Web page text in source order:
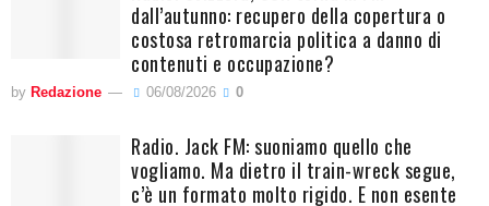
dall’autunno: recupero della copertura o
costosa retromarcia politica a danno di
contenuti e occupazione?
by Redazione 06/08/2026 0
Radio. Jack FM: suoniamo quello che
vogliamo. Ma dietro il train-wreck segue,
c’è un formato molto rigido. E non esente